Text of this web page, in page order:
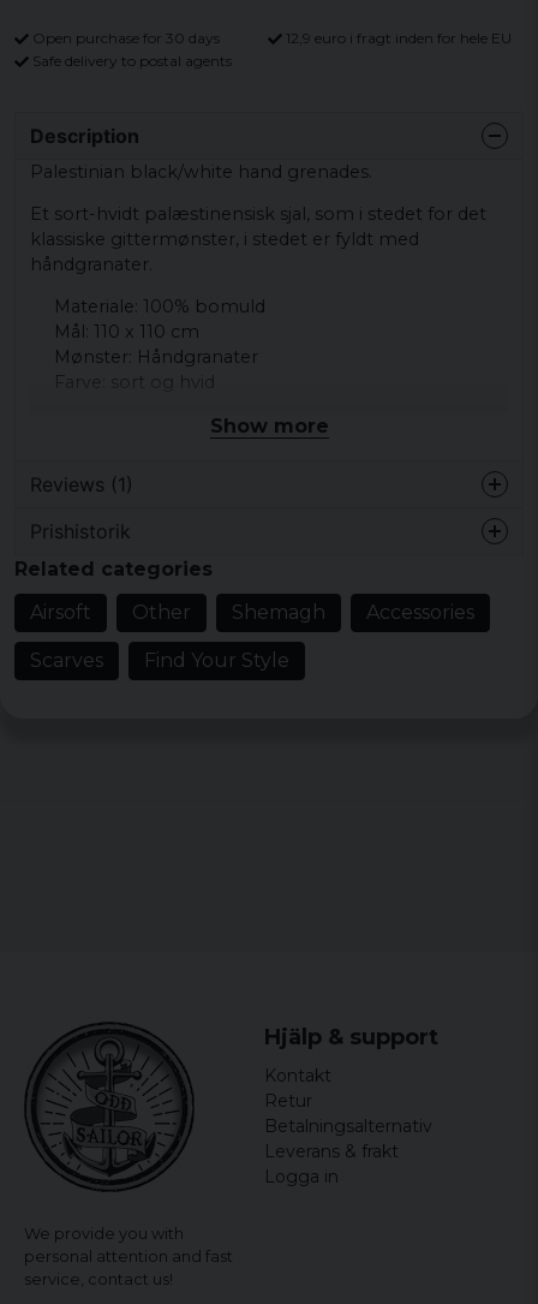
Open purchase for 30 days
12,9 euro i fragt inden for hele EU
Safe delivery to postal agents
Description
Palestinian black/white hand grenades.
Et sort-hvidt palæstinensisk sjal, som i stedet for det
klassiske gittermønster, i stedet er fyldt med
håndgranater.
Materiale: 100% bomuld
Mål: 110 x 110 cm
Mønster: Håndgranater
Farve: sort og hvid
Show more
Reviews (1)
Its da bomb!
Prishistorik
Related categories
Airsoft
Other Shemagh Accessories
Scarves Find Your Style
We provide you with
personal attention and fast
service, contact us!
Hjälp & support
Kontakt
Retur
Betalningsalternativ
Leverans & frakt
Logga in